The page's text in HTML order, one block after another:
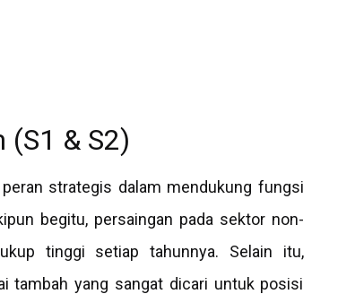
(S1 & S2)
strategis dalam mendukung fungsi
begitu, persaingan pada sektor non-
tinggi setiap tahunnya. Selain itu,
tambah yang sangat dicari untuk posisi